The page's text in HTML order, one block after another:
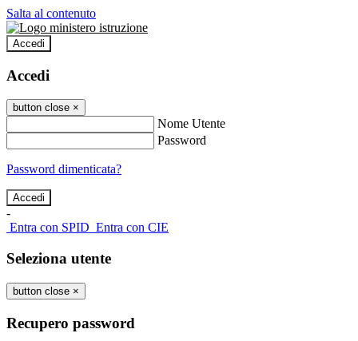
Salta al contenuto
Accedi
Accedi
button close ×
Nome Utente
Password
Password dimenticata?
-
Entra con SPID Entra con CIE
Seleziona utente
button close ×
Recupero password